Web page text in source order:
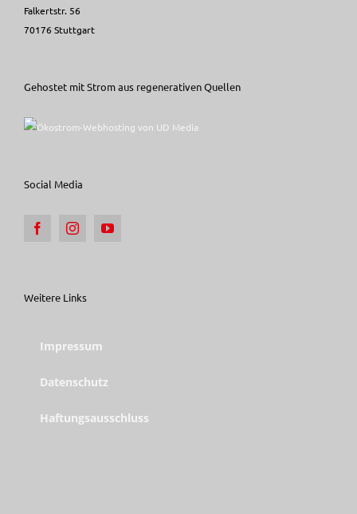
Falkertstr. 56
70176 Stuttgart
Gehostet mit Strom aus regenerativen Quellen
Social Media
Weitere Links
Impressum
Datenschutz
Haftungsausschluss